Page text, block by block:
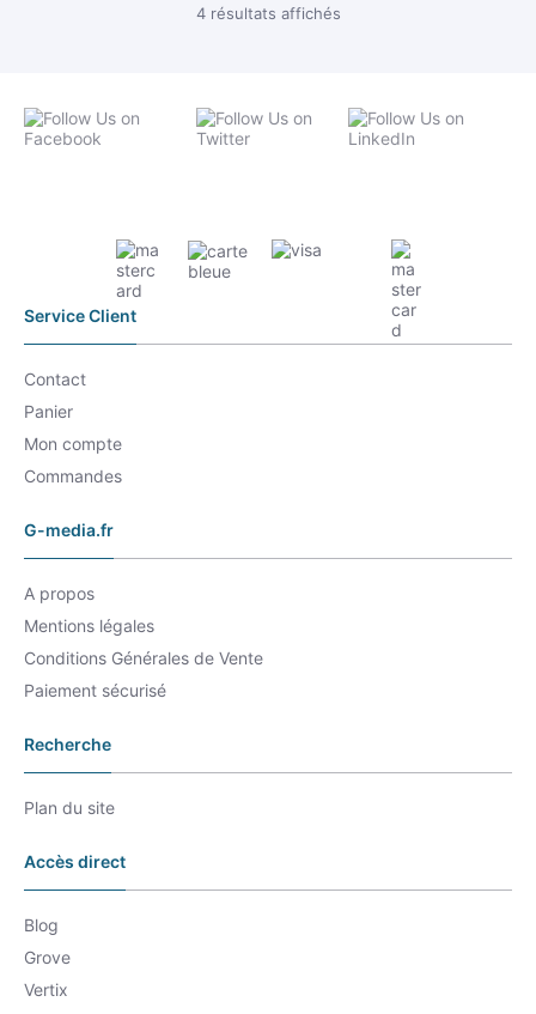
4 résultats affichésTrié
plus
ancien
Service Client
Contact
Panier
Mon compte
Commandes
G-media.fr
A propos
Mentions légales
Conditions Générales de Vente
Paiement sécurisé
Recherche
Plan du site
Accès direct
Blog
Grove
Vertix